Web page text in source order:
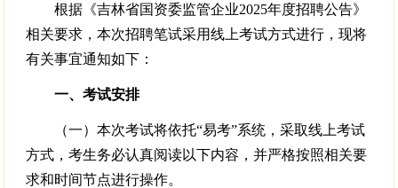
根据《吉林省国资委监管企业2025年度招聘公告》
相关要求，本次招聘笔试采用线上考试方式进行，现将
有关事宜通知如下：
一、考试安排
（一）本次考试将依托“易考”系统，采取线上考试
方式，考生务必认真阅读以下内容，并严格按照相关要
求和时间节点进行操作。